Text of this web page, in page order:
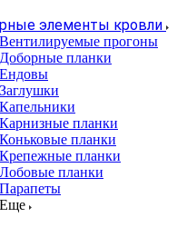
элементы кровли
Вентилируемые прогоны
Доборные планки
Ендовы
Заглушки
Капельники
Карнизные планки
Коньковые планки
Крепежные планки
Лобовые планки
Парапеты
Еще